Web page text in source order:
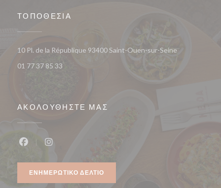
ΤΟΠΟΘΕΣΊΑ
10 Pl. de la République 93400 Saint-Ouen-sur-Seine
01 77 37 85 33
ΑΚΟΛΟΥΘΉΣΤΕ ΜΑΣ
ΕΝΗΜΕΡΩΤΙΚΌ ΔΕΛΤΊΟ